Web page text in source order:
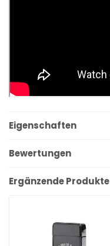
Eigenschaften
Bewertungen
Ergänzende Produkte